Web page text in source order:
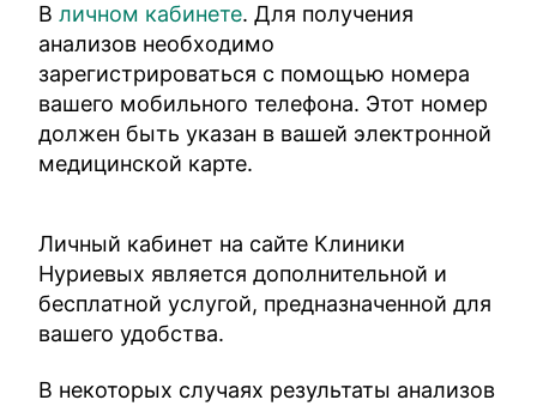
Вличном кабинете. Для получения
анализов необходимо
зарегистрироваться с помощью номера
вашего мобильного телефона. Этот номер
должен быть указан в вашей электронной
медицинской карте.
Личный кабинет на сайте Клиники
Нуриевых является дополнительной и
бесплатной услугой, предназначенной для
вашего удобства.
В некоторых случаях результаты анализов